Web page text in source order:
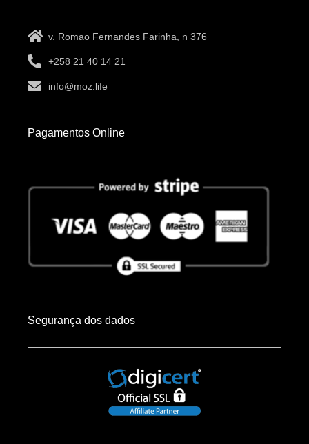
v. Romao Fernandes Farinha, n 376
+258 21 40 14 21
info@moz.life
Pagamentos Online
Segurança dos dados